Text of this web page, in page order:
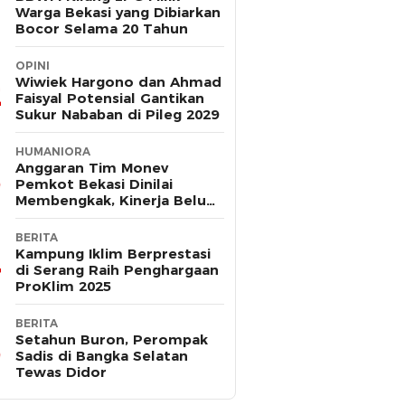
Warga Bekasi yang Dibiarkan
Bocor Selama 20 Tahun
OPINI
Wiwiek Hargono dan Ahmad
Faisyal Potensial Gantikan
Sukur Nababan di Pileg 2029
HUMANIORA
Anggaran Tim Monev
Pemkot Bekasi Dinilai
Membengkak, Kinerja Belum
Terbukti Efektif
BERITA
Kampung Iklim Berprestasi
di Serang Raih Penghargaan
ProKlim 2025
BERITA
Setahun Buron, Perompak
Sadis di Bangka Selatan
Tewas Didor